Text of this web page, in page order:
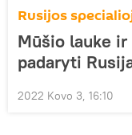
Rusijos
Mūšio lauke
padaryti
2022 Kovo 3, 16:10